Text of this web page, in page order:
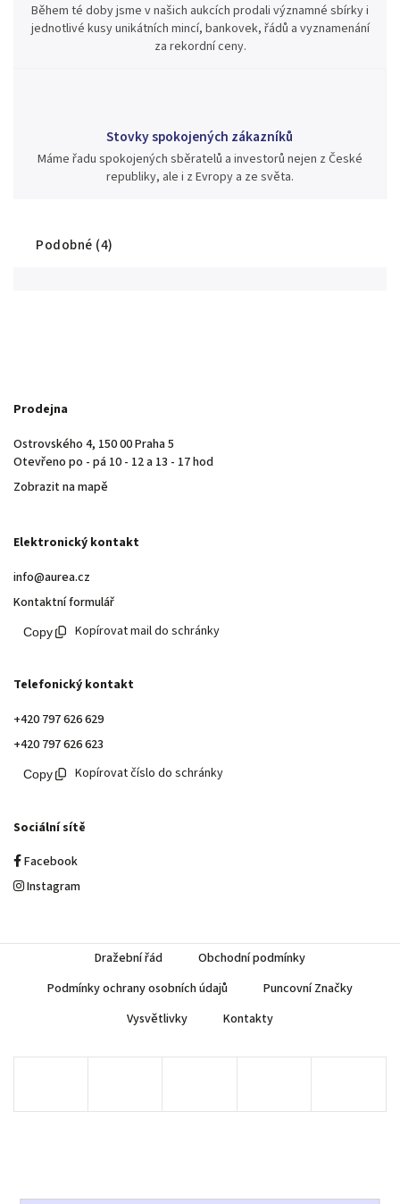
Během té doby jsme v našich aukcích prodali významné sbírky i
jednotlivé kusy unikátních mincí, bankovek, řádů a vyznamenání
za rekordní ceny.
Stovky spokojených zákazníků
Máme řadu spokojených sběratelů a investorů nejen z České
republiky, ale i z Evropy a ze světa.
Podobné (4)
Prodejna
Ostrovského 4, 150 00 Praha 5
Otevřeno po - pá 10 - 12 a 13 - 17 hod
Zobrazit na mapě
Elektronický kontakt
info@aurea.cz
Kontaktní formulář
Kopírovat mail do schránky
Telefonický kontakt
+420 797 626 629
+420 797 626 623
Kopírovat číslo do schránky
Sociální sítě
Facebook
Instagram
Dražební řád
Obchodní podmínky
Podmínky ochrany osobních údajů
Puncovní Značky
Vysvětlivky
Kontakty